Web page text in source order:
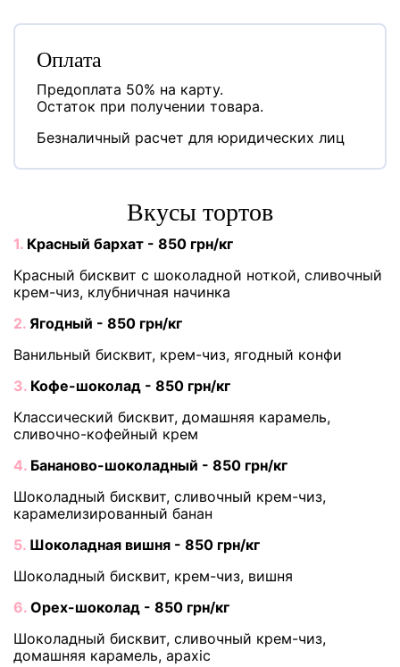
Оплата
Предоплата 50% на карту.
Остаток при получении товара.
Безналичный расчет для юридических лиц
Вкусы тортов
1. Красный бархат - 850 грн/кг
Красный бисквит с шоколадной ноткой, сливочный
крем-чиз, клубничная начинка
2. Ягодный - 850 грн/кг
Ванильный бисквит, крем-чиз, ягодный конфи
3. Кофе-шоколад - 850 грн/кг
Классический бисквит, домашняя карамель,
сливочно-кофейный крем
4. Бананово-шоколадный - 850 грн/кг
Шоколадный бисквит, сливочный крем-чиз,
карамелизированный банан
5. Шоколадная вишня - 850 грн/кг
Шоколадный бисквит, крем-чиз, вишня
6. Орех-шоколад - 850 грн/кг
Шоколадный бисквит, сливочный крем-чиз,
домашняя карамель, арахіс